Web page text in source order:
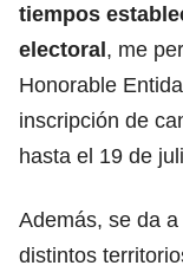
tiempos
electoral, me
Honorable
inscripción de
hasta el 19 de
Además, se da
distintos